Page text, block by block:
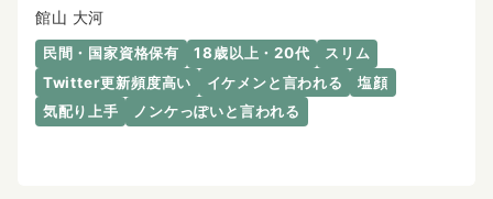
館山 大河
民間・国家資格保有 18歳以上・20代
スリム
Twitter更新頻度高い
イケメンと言われる
塩顔
気配り上手
ノンケっぽいと言われる